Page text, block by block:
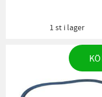
1 st i lager